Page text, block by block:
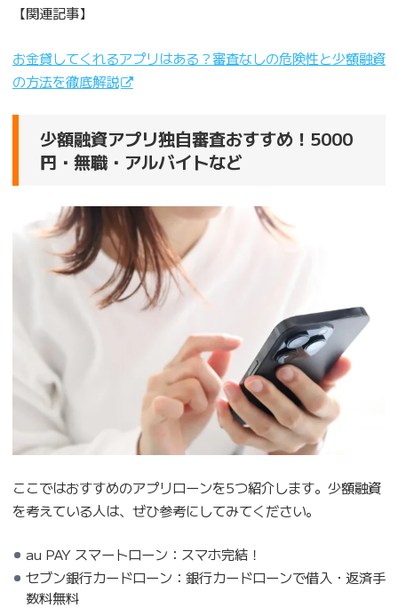
【関連記事】
お金貸してくれるアプリはある？審査なしの危険性と少額融資
の方法を徹底解説
少額融資アプリ独自審査おすすめ！5000
円・無職・アルバイトなど
ここではおすすめのアプリローンを5つ紹介します。少額融資
を考えている人は、ぜひ参考にしてみてください。
au PAY スマートローン：スマホ完結！
セブン銀行カードローン：銀行カードローンで借入・返済手
数料無料